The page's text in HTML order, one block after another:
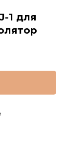
1 для